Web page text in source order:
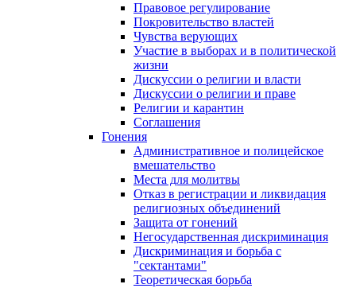
Правовое регулирование
Покровительство властей
Чувства верующих
Участие в выборах и в политической
жизни
Дискуссии о религии и власти
Дискуссии о религии и праве
Религии и карантин
Соглашения
Гонения
Административное и полицейское
вмешательство
Места для молитвы
Отказ в регистрации и ликвидация
религиозных объединений
Защита от гонений
Негосударственная дискриминация
Дискриминация и борьба с
"сектантами"
Теоретическая борьба